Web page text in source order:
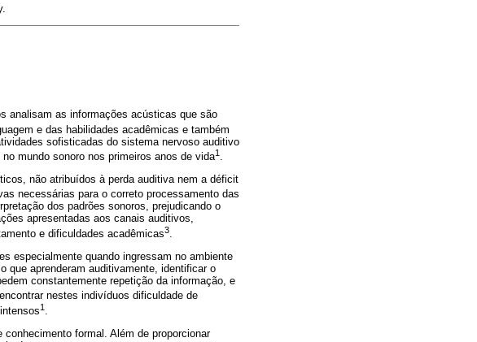
analisam as informações acústicas que são
e das habilidades acadêmicas e também
sofisticadas do sistema nervoso auditivo
mundo sonoro nos primeiros anos de vida1
não atribuídos à perda auditiva nem a déficit
necessárias para o correto processamento das
dos padrões sonoros, prejudicando o
apresentadas aos canais auditivos,
e dificuldades acadêmicas3
especialmente quando ingressam no ambiente
que aprenderam auditivamente, identificar o
constantemente repetição da informação, e
nestes indivíduos dificuldade de
1
formal. Além de proporcionar